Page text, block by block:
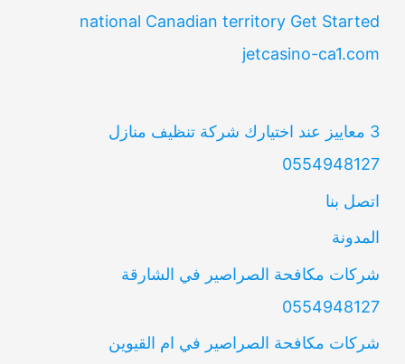
national Canadian territory Get Started
jetcasino-ca1.com
3 معاييز عند اختيارك شركة تنظيف منازل
0554948127
اتصل بنا
المدونة
شركات مكافحة الصراصير في الشارقة
0554948127
شركات مكافحة الصراصير في ام القيوين